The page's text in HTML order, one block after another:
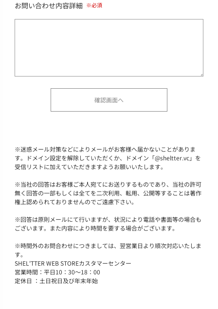
お問い合わせ内容詳細
※迷惑メール対策などによりメールがお客様へ届かないことがありま
す。ドメイン設定を解除していただくか、ドメイン「@sheltter.vc」を
受信リストに加えていただきますようお願いいたします。
※当社の回答はお客様ご本人宛てにお送りするものであり、当社の許可
無く回答の一部もしくは全てを二次利用、転用、公開等することは著作
権上認められておりませんのでご遠慮下さい。
※回答は原則メールにて行いますが、状況により電話や書面等の場合も
ございます。また内容により時間を要する場合がございます。
※時間外のお問合わせにつきましては、翌営業日より順次対応いたしま
す。
SHEL'TTER WEB STOREカスタマーセンター
営業時間：平日10：30～18：00
定休日 ：土日祝日及び年末年始